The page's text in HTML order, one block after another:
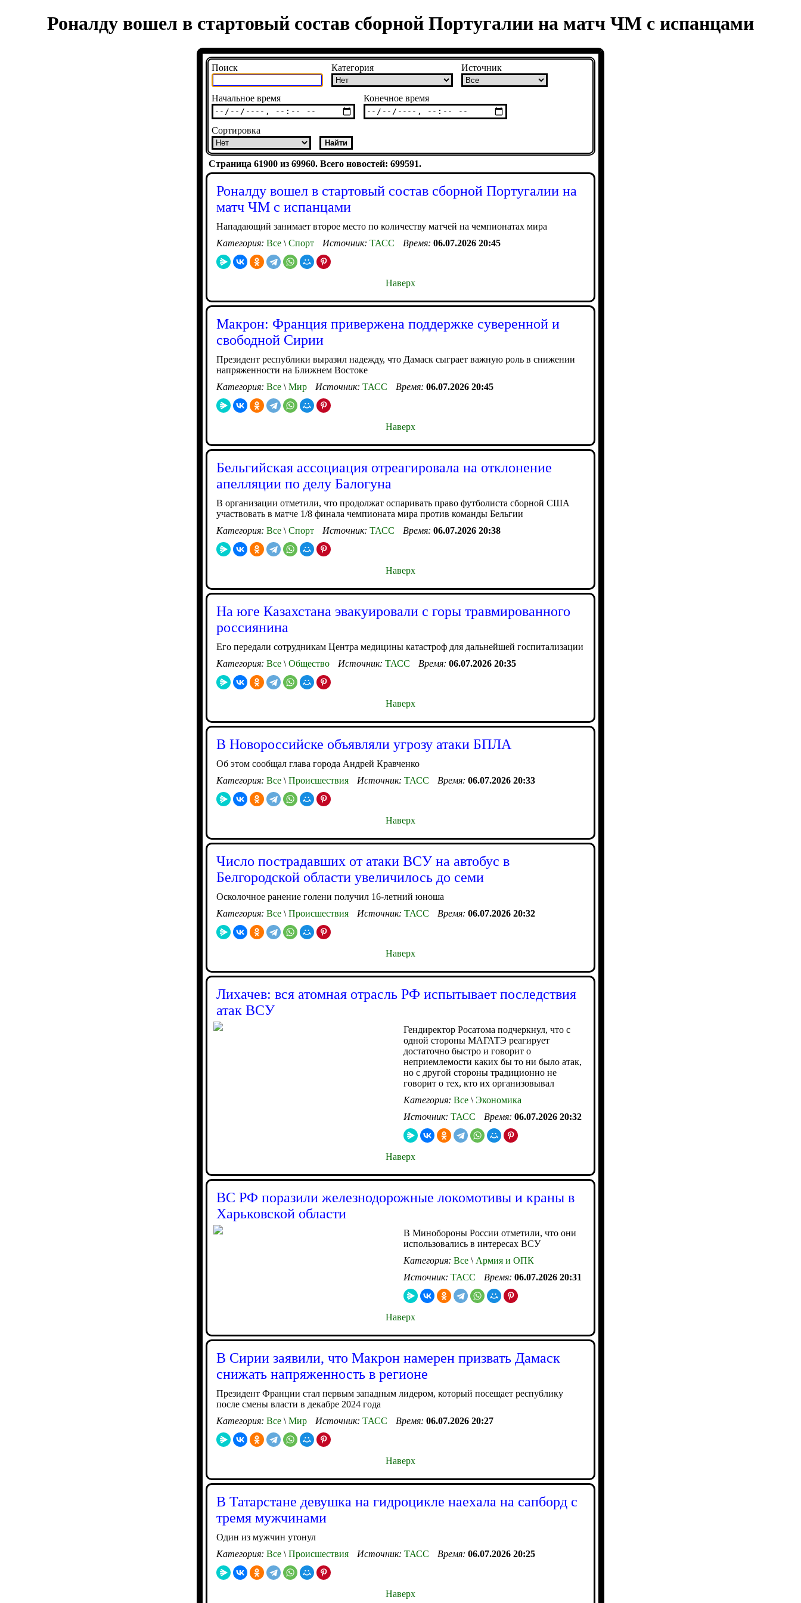
Роналду вошел в стартовый состав сборной Португалии на матч ЧМ с испанцами
Поиск Категория Источник
Начальное время Конечное время
Сортировка
Страница 61900 из 69960. Всего новостей: 699591.
Роналду вошел в стартовый состав сборной Португалии на
матч ЧМ с испанцами
Нападающий занимает второе место по количеству матчей на чемпионатах мира
Категория: Все \ Спорт Источник: ТАСС Время: 06.07.2026 20:45
Наверх
Макрон: Франция привержена поддержке суверенной и
свободной Сирии
Президент республики выразил надежду, что Дамаск сыграет важную роль в снижении
напряженности на Ближнем Востоке
Категория: Все \ Мир Источник: ТАСС Время: 06.07.2026 20:45
Наверх
Бельгийская ассоциация отреагировала на отклонение
апелляции по делу Балогуна
В организации отметили, что продолжат оспаривать право футболиста сборной США
участвовать в матче 1/8 финала чемпионата мира против команды Бельгии
Категория: Все \ Спорт Источник: ТАСС Время: 06.07.2026 20:38
Наверх
На юге Казахстана эвакуировали с горы травмированного
россиянина
Его передали сотрудникам Центра медицины катастроф для дальнейшей госпитализации
Категория: Все \ Общество Источник: ТАСС Время: 06.07.2026 20:35
Наверх
В Новороссийске объявляли угрозу атаки БПЛА
Об этом сообщал глава города Андрей Кравченко
Категория: Все \ Происшествия Источник: ТАСС Время: 06.07.2026 20:33
Наверх
Число пострадавших от атаки ВСУ на автобус в
Белгородской области увеличилось до семи
Осколочное ранение голени получил 16-летний юноша
Категория: Все \ Происшествия Источник: ТАСС Время: 06.07.2026 20:32
Наверх
Лихачев: вся атомная отрасль РФ испытывает последствия
атак ВСУ
Гендиректор Росатома подчеркнул, что с
одной стороны МАГАТЭ реагирует
достаточно быстро и говорит о
неприемлемости каких бы то ни было атак,
но с другой стороны традиционно не
говорит о тех, кто их организовывал
Категория: Все \ Экономика
Источник: ТАСС Время: 06.07.2026 20:32
Наверх
ВС РФ поразили железнодорожные локомотивы и краны в
Харьковской области
В Минобороны России отметили, что они
использовались в интересах ВСУ
Категория: Все \ Армия и ОПК
Источник: ТАСС Время: 06.07.2026 20:31
Наверх
В Сирии заявили, что Макрон намерен призвать Дамаск
снижать напряженность в регионе
Президент Франции стал первым западным лидером, который посещает республику
после смены власти в декабре 2024 года
Категория: Все \ Мир Источник: ТАСС Время: 06.07.2026 20:27
Наверх
В Татарстане девушка на гидроцикле наехала на сапборд с
тремя мужчинами
Один из мужчин утонул
Категория: Все \ Происшествия Источник: ТАСС Время: 06.07.2026 20:25
Наверх